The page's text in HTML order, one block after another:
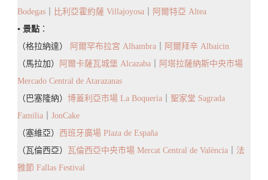
Bodegas
比利亞霍約薩 Villajoyosa
阿爾特亞 Altea
▪️ 景點 ：
（格拉納達）
阿爾罕布拉宮 Alhambra
阿爾拜辛 Albaicin
（馬拉加）
阿爾卡薩瓦城堡 Alcazaba
阿塔拉薩納斯中央市場
Mercado Central de Atarazanas
（巴塞隆納） 博蓋利亞市場 La Boqueria
聖家堂 Sagrada
Familia
JonCake
（塞維亞） 西班牙廣場 Plaza de España
（瓦倫西亞）
瓦倫西亞中央市場 Mercat Central de València
法
雅節 Fallas Festival